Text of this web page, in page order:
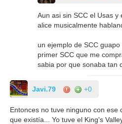
Aun asi sin SCC el Usas
alice musicalmente
un ejemplo de SCC
primer SCC que me
sabia por que sonaba tan
Javi.79 +0
Entonces no tuve ninguno con ese
que existía... Yo tuve el King's